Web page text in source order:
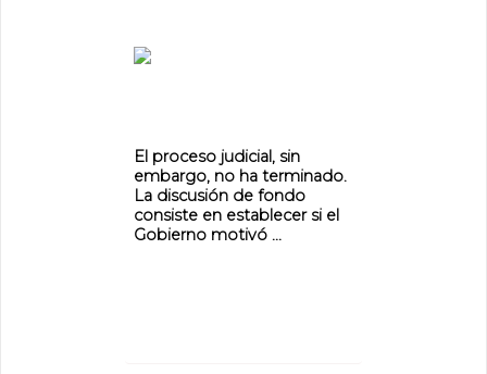
El proceso judicial, sin
embargo, no ha terminado.
La discusión de fondo
consiste en establecer si el
Gobierno motivó ...